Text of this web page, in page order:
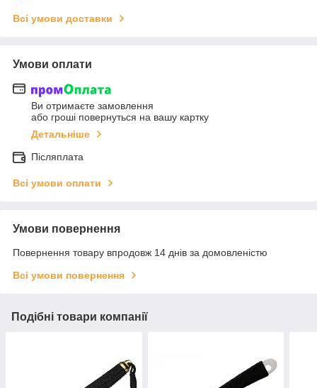
Всі умови доставки
Умови оплати
Ви отримаєте замовлення
або гроші повернуться на вашу картку
Детальніше
Післяплата
Всі умови оплати
Умови повернення
Повернення товару впродовж 14 днів за домовленістю
Всі умови повернення
Подібні товари компанії